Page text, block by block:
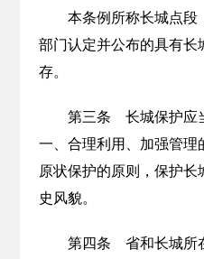
本条例所称长城点段
部门认定并公布的具有长
存。
第三条 长城保护应
一、合理利用、加强管理
原状保护的原则，保护
史风貌。
第四条 省和长城所